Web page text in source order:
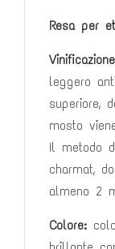
Resa per
leggero
superiore,
mosto
Il metodo
charmat,
almeno 2
Colore: